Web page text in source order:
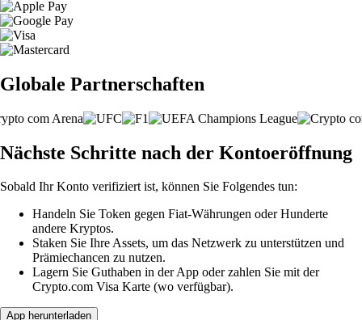
Globale Partnerschaften
Nächste Schritte nach der Kontoeröffnung
Sobald Ihr Konto verifiziert ist, können Sie Folgendes tun:
Handeln Sie Token gegen Fiat-Währungen oder Hunderte
andere Kryptos.
Staken Sie Ihre Assets, um das Netzwerk zu unterstützen und
Prämiechancen zu nutzen.
Lagern Sie Guthaben in der App oder zahlen Sie mit der
Crypto.com Visa Karte (wo verfügbar).
App herunterladen